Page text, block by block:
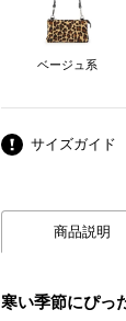
ベージュ系
サイズガイド
商品説明
寒い季節にぴっ